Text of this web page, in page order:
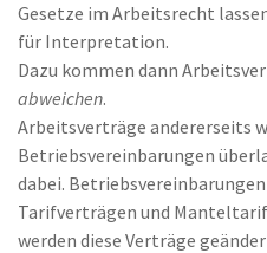
Gesetze im Arbeitsrecht
für Interpretation.
Dazu kommen dann
abweichen.
Arbeitsverträge andererseits
Betriebsvereinbarungen
dabei.
Tarifverträgen und
werden diese Verträge